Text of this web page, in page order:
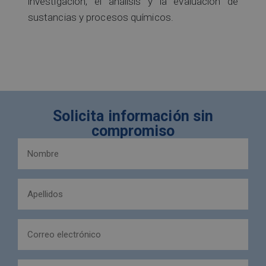
sustancias y procesos químicos.
Solicita información sin
compromiso
apellidos
(Obligatorio)
(Obligatorio)